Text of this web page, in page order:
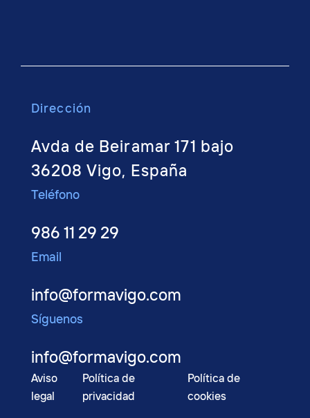
Dirección
Avda de Beiramar 171 bajo
36208 Vigo, España
Teléfono
986 11 29 29
Email
info@formavigo.com
Síguenos
info@formavigo.com
Aviso
legal
Política de
privacidad
Política de
cookies